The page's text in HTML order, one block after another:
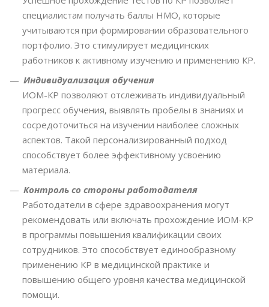
специалистам получать баллы НМО, которые
учитываются при формировании образовательного
портфолио. Это стимулирует медицинских
работников к активному изучению и применению КР.
Индивидуализация обучения
ИОМ-КР позволяют отслеживать индивидуальный
прогресс обучения, выявлять пробелы в знаниях и
сосредоточиться на изучении наиболее сложных
аспектов. Такой персонализированный подход
способствует более эффективному усвоению
материала.
Контроль со стороны работодателя
Работодатели в сфере здравоохранения могут
рекомендовать или включать прохождение ИОМ-КР
в программы повышения квалификации своих
сотрудников. Это способствует единообразному
применению КР в медицинской практике и
повышению общего уровня качества медицинской
помощи.